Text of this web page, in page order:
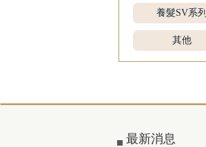
養髮SV系列
其他
最新消息